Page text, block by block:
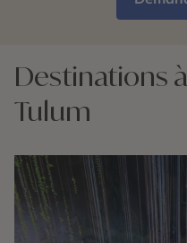
Destinations
Tulum